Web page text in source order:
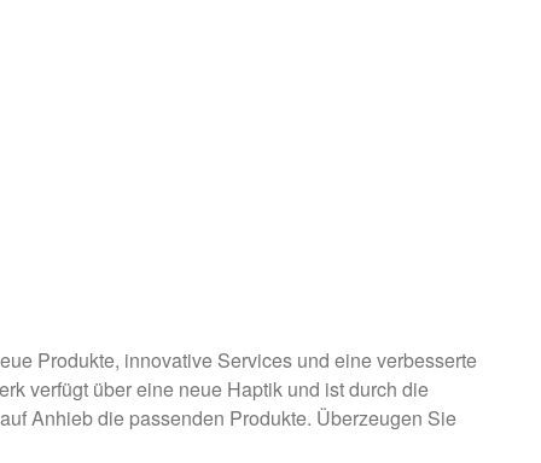
Produkte, innovative Services und eine verbesserte
verfügt über eine neue Haptik und ist durch die
Anhieb die passenden Produkte. Überzeugen Sie